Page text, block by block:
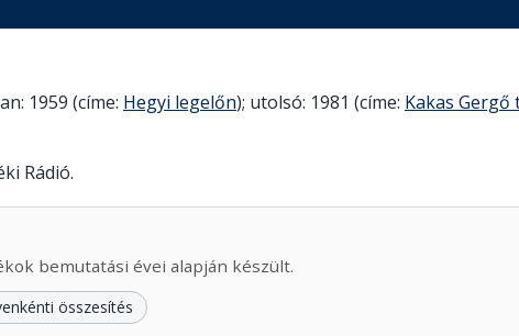
1959 (címe: Hegyi legelőn); utolsó: 1981 (címe: Kakas
Rádió.
bemutatási évei alapján készült.
összesítés